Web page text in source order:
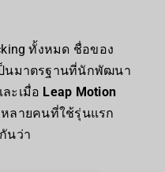
ทั้งหมด ชื่อของ
นมาตรฐานที่นักพัฒนา
ะเมื่อ Leap Motion
หลายคนที่ใช้รุ่นแรก
นว่า